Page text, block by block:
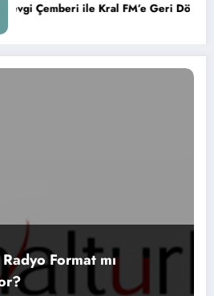
ile Kral FM’e Geri Döndü!
Format mı